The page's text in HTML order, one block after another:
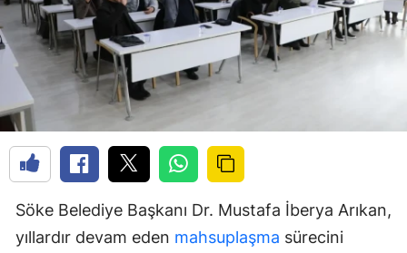
Söke Belediye Başkanı Dr. Mustafa İberya Arıkan,
yıllardır devam eden mahsuplaşma sürecini